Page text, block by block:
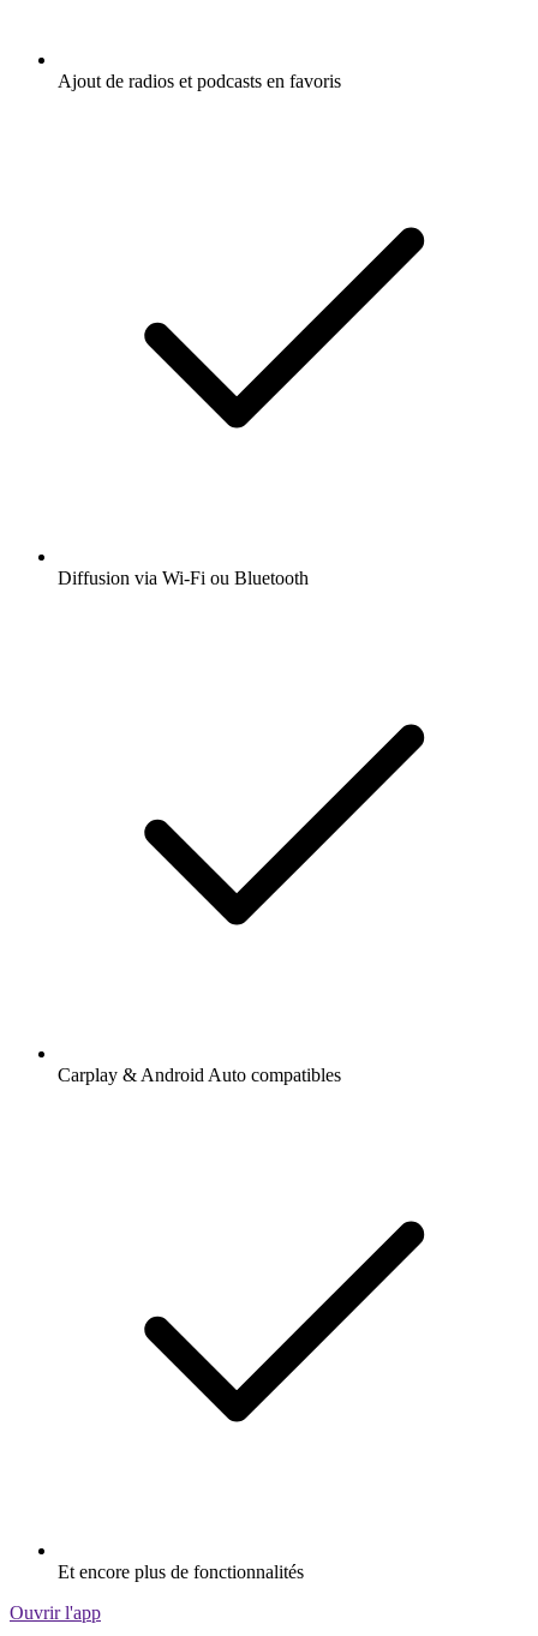
Ajout de radios et podcasts en favoris
Diffusion via Wi-Fi ou Bluetooth
Carplay & Android Auto compatibles
Et encore plus de fonctionnalités
Ouvrir l'app